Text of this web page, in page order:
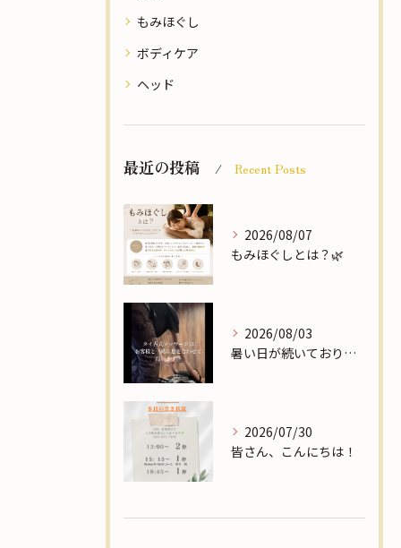
もみほぐし
ボディケア
ヘッド
最近の投稿 Recent Posts
2026/08/07
もみほぐしとは？🌿
2026/08/03
暑い日が続いておりますが、皆さまいかがお過ごしでしょうか🌻
2026/07/30
皆さん、こんにちは！